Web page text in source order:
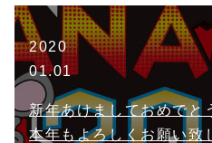
2020
01.01
新年あけましておめでと
本年もよろしくお願い致